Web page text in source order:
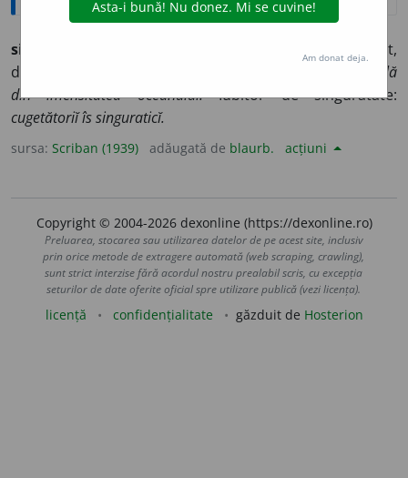
singurátic
). Izolat,
departe de lume:
un schit singuratic, o singuratică insulă
din imensitatea oceanuluĭ.Iubitor de singurătate:
cugetătoriĭ îs singuraticĭ.
sursa: Scriban (1939) adăugată de blaurb. acțiuni
Copyright © 2004-2026 dexonline (https://dexonline.ro)
Preluarea, stocarea sau utilizarea datelor de pe acest site, inclusiv
prin orice metode de extragere automată (web scraping, crawling),
sunt strict interzise fără acordul nostru prealabil scris, cu excepția
seturilor de date oferite oficial spre utilizare publică (vezi licența).
licență confidențialitate găzduit de Hosterion
Am donat deja.